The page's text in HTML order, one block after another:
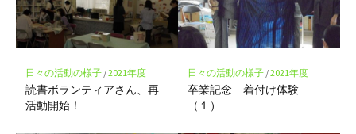
日々の活動の様子/2021年度
読書ボランティアさん、再
活動開始！
日々の活動の様子/2021年度
卒業記念 着付け体験
（１）